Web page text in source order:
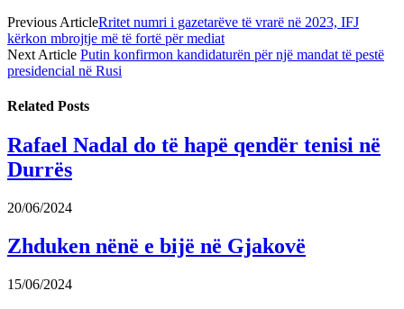
Previous ArticleRritet numri i gazetarëve të vrarë në 2023, IFJ
kërkon mbrojtje më të fortë për mediat
Next Article Putin konfirmon kandidaturën për një mandat të pestë
presidencial në Rusi
Related Posts
Rafael Nadal do të hapë qendër tenisi në
Durrës
20/06/2024
Zhduken nënë e bijë në Gjakovë
15/06/2024